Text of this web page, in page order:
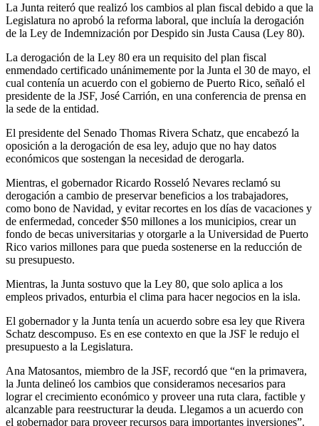
La Junta reiteró que realizó los cambios al plan fiscal debido a que la
Legislatura no aprobó la reforma laboral, que incluía la derogación
de la Ley de Indemnización por Despido sin Justa Causa (Ley 80).
La derogación de la Ley 80 era un requisito del plan fiscal
enmendado certificado unánimemente por la Junta el 30 de mayo, el
cual contenía un acuerdo con el gobierno de Puerto Rico, señaló el
presidente de la JSF, José Carrión, en una conferencia de prensa en
la sede de la entidad.
El presidente del Senado Thomas Rivera Schatz, que encabezó la
oposición a la derogación de esa ley, adujo que no hay datos
económicos que sostengan la necesidad de derogarla.
Mientras, el gobernador Ricardo Rosseló Nevares reclamó su
derogación a cambio de preservar beneficios a los trabajadores,
como bono de Navidad, y evitar recortes en los días de vacaciones y
de enfermedad, conceder $50 millones a los municipios, crear un
fondo de becas universitarias y otorgarle a la Universidad de Puerto
Rico varios millones para que pueda sostenerse en la reducción de
su presupuesto.
Mientras, la Junta sostuvo que la Ley 80, que solo aplica a los
empleos privados, enturbia el clima para hacer negocios en la isla.
El gobernador y la Junta tenía un acuerdo sobre esa ley que Rivera
Schatz descompuso. Es en ese contexto en que la JSF le redujo el
presupuesto a la Legislatura.
Ana Matosantos, miembro de la JSF, recordó que “en la primavera,
la Junta delineó los cambios que consideramos necesarios para
lograr el crecimiento económico y proveer una ruta clara, factible y
alcanzable para reestructurar la deuda. Llegamos a un acuerdo con
el gobernador para proveer recursos para importantes inversiones”.